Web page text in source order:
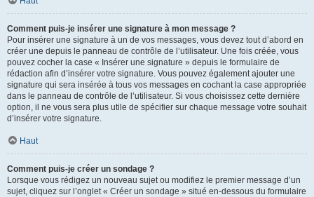
Comment puis-je insérer une signature à mon message ?
Pour insérer une signature à un de vos messages, vous devez tout d’abord en
créer une depuis le panneau de contrôle de l’utilisateur. Une fois créée, vous
pouvez cocher la case « Insérer une signature » depuis le formulaire de
rédaction afin d’insérer votre signature. Vous pouvez également ajouter une
signature qui sera insérée à tous vos messages en cochant la case appropriée
dans le panneau de contrôle de l’utilisateur. Si vous choisissez cette dernière
option, il ne vous sera plus utile de spécifier sur chaque message votre souhait
d’insérer votre signature.
Haut
Comment puis-je créer un sondage ?
Lorsque vous rédigez un nouveau sujet ou modifiez le premier message d’un
sujet, cliquez sur l’onglet « Créer un sondage » situé en-dessous du formulaire